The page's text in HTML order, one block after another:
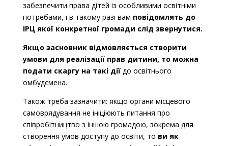
забезпечити права дітей із особливими освітніми
потребами, і в такому разі вам повідомлять до
ІРЦ якої конкретної громади слід звернутися.
Якщо засновник відмовляється створити
умови для реалізації прав дитини, то можна
подати скаргу на такі діїдо освітнього
омбудсмена.
Також треба зазначити: якщо органи місцевого
самоврядування не ініціюють питання про
співробітництво з іншою громадою, зокрема для
створення умов доступу до освіти, то ви як